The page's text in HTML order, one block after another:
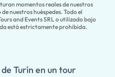
momentos reales de nuestros
nuestros huéspedes. Todo el
and Events SRL o utilizado bajo
está estrictamente prohibida.
Turín en un tour